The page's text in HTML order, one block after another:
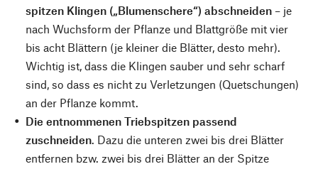
spitzen Klingen („Blumenschere“) abschneiden – je
nach Wuchsform der Pflanze und Blattgröße mit vier
bis acht Blättern (je kleiner die Blätter, desto mehr).
Wichtig ist, dass die Klingen sauber und sehr scharf
sind, so dass es nicht zu Verletzungen (Quetschungen)
an der Pflanze kommt.
Die entnommenen Triebspitzen passend
zuschneiden. Dazu die unteren zwei bis drei Blätter
entfernen bzw. zwei bis drei Blätter an der Spitze